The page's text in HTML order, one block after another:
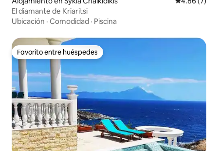
El diamante de Kriaritsi
Ubicación · Comodidad · Piscina
Favorito entre huéspedes
Favorito entre huéspedes